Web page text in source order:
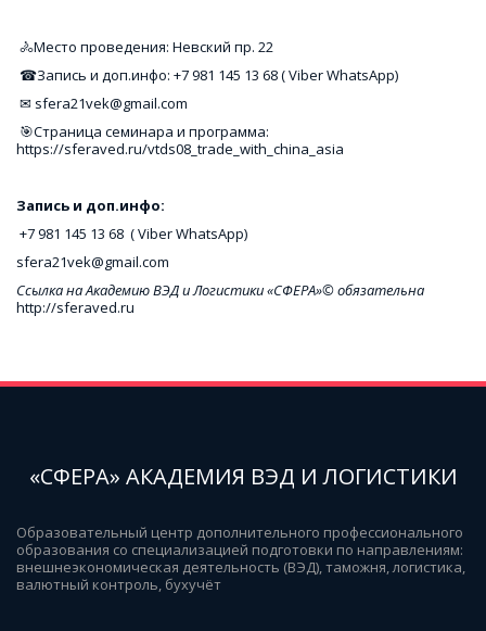
🚴Место проведения: Невский пр. 22
☎Запись и доп.инфо: +7 981 145 13 68 ( Viber WhatsApp)
✉ sfera21vek@gmail.com
🎯Страница семинара и программа:
https://sferaved.ru/vtds08_trade_with_china_asia
Запись и доп.инфо:
+7 981 145 13 68  ( Viber WhatsApp)
sfera21vek@gmail.com
Ссылка на Академию ВЭД и Логистики «СФЕРА»© обязательна
http://sferaved.ru
«СФЕРА» АКАДЕМИЯ ВЭД И ЛОГИСТИКИ
Образовательный центр дополнительного профессионального
образования со специализацией подготовки по направлениям:
внешнеэкономическая деятельность (ВЭД), таможня, логистика,
валютный контроль, бухучёт